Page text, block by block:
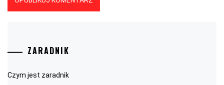
ZARADNIK
Czym jest zaradnik